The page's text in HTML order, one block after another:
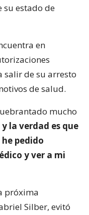
su estado de
en
salir de su arresto
de salud.
mucho
la verdad es que
pedido
y ver a mi
próxima
Silber, evitó